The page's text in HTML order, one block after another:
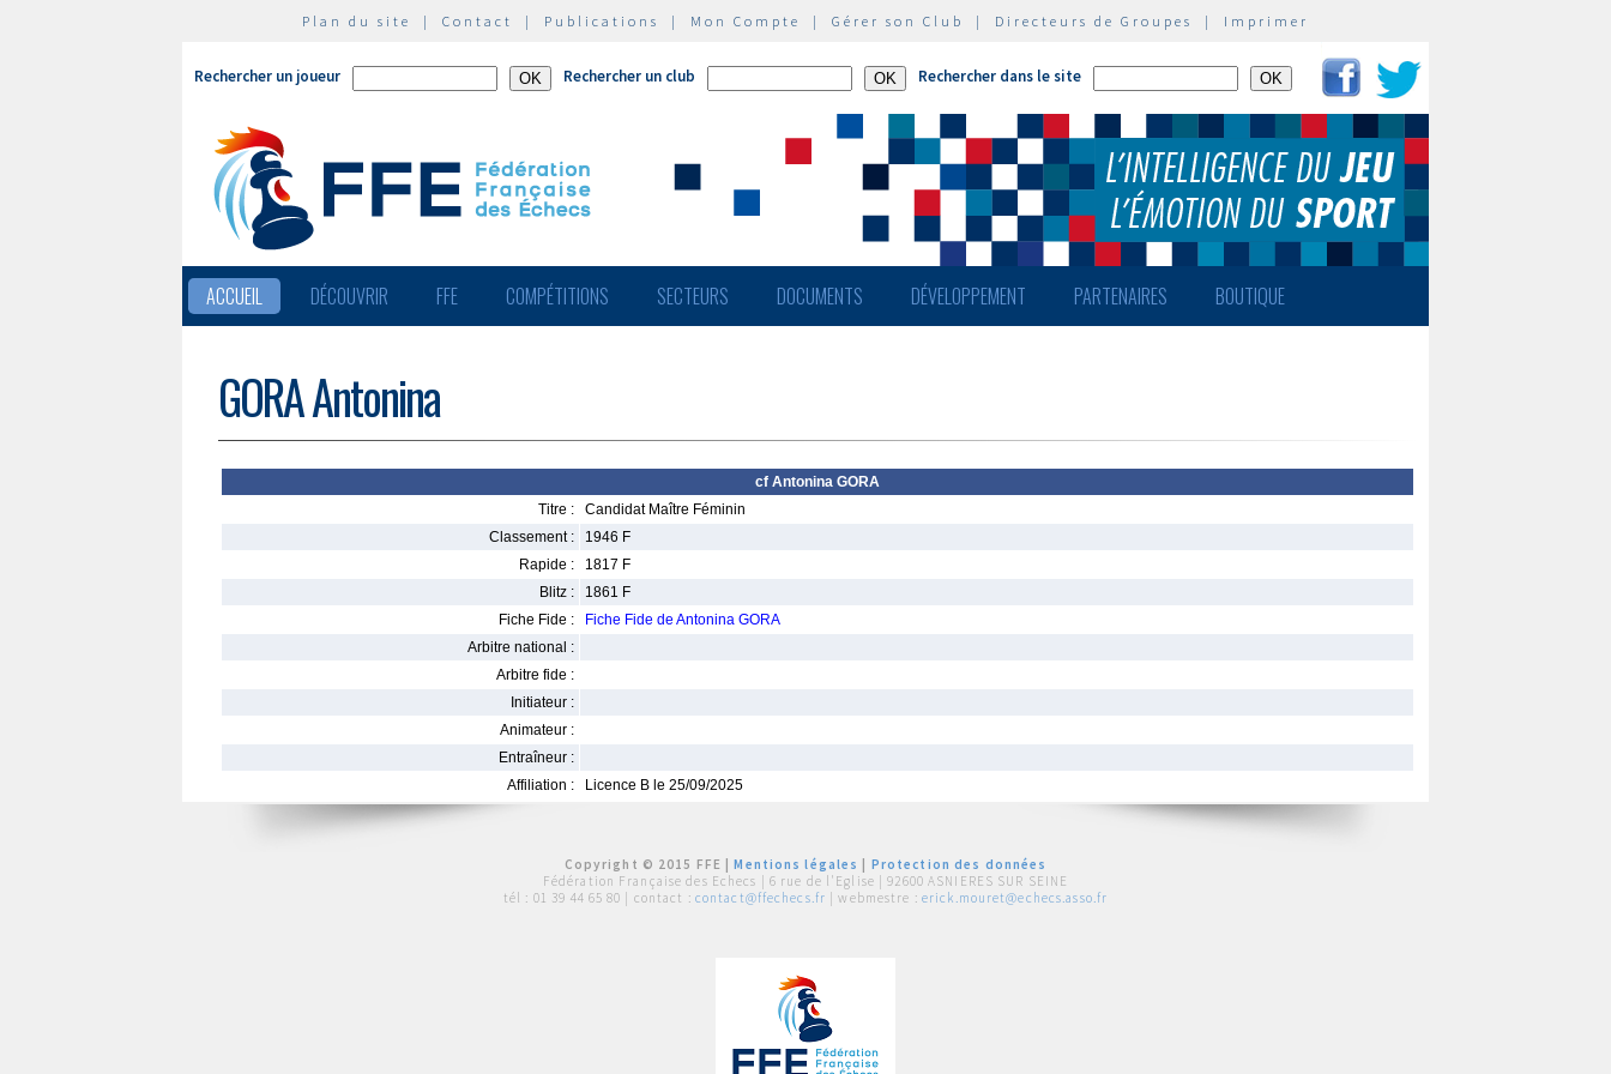
Plan du site | Contact | Publications | Mon Compte | Gérer son Club | Directeurs de Groupes | Imprimer
Rechercher un joueur Rechercher un club Rechercher dans le site
ACCUEIL DÉCOUVRIR FFE COMPÉTITIONS SECTEURS DOCUMENTS DÉVELOPPEMENT PARTENAIRES BOUTIQUE
GORA Antonina
cf Antonina GORA
Titre :
Candidat Maître Féminin
Classement :
1946 F
Rapide :
1817 F
Blitz :
1861 F
Fiche Fide :
Fiche Fide de Antonina GORA
Arbitre national :
Arbitre fide :
Initiateur :
Animateur :
Entraîneur :
Affiliation :
Licence B le 25/09/2025
Copyright © 2015 FFE |Mentions légales
Protection des données
Fédération Française des Echecs | 6 rue de l'Eglise | 92600 ASNIERES SUR SEINE
tél : 01 39 44 65 80 | contact : contact@ffechecs.fr | webmestre : erick.mouret@echecs.asso.fr